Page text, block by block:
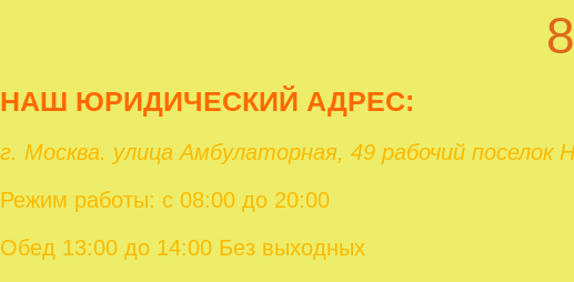
НАШ ЮРИДИЧЕСКИЙ АДРЕС:
г. Москва. улица Амбулаторная, 49 рабочий поселок
Режим работы: с 08:00 до 20:00
Обед 13:00 до 14:00 Без выходных